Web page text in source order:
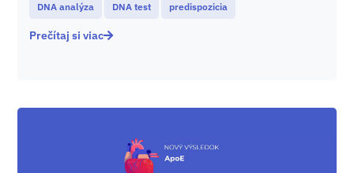
DNA analýza DNA test predispozicia
Prečítaj si viac